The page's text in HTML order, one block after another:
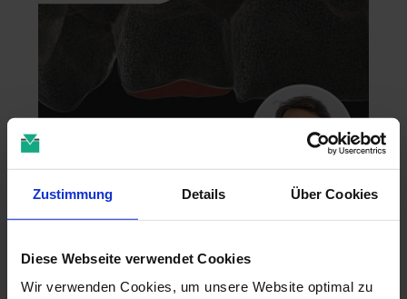
Zustimmung Details Über Cookies
Diese Webseite verwendet Cookies
Wir verwenden Cookies, um unsere Website optimal zu
Zahntechnik im 4D-Zeitalter
online
Dr. Christian Leonhardt